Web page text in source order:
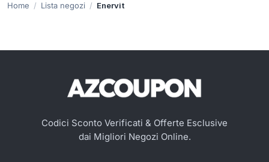
Home Lista negozi Enervit
Codici Sconto Verificati & Offerte Esclusive
dai Migliori Negozi Online.